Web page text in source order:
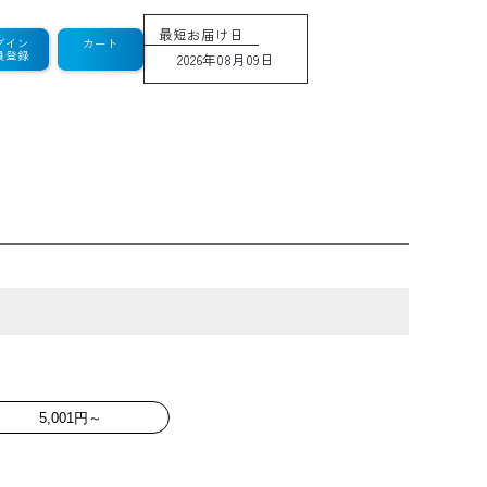
イン
登録
カート
最短お届け日
2026年08月09日
5,001円～